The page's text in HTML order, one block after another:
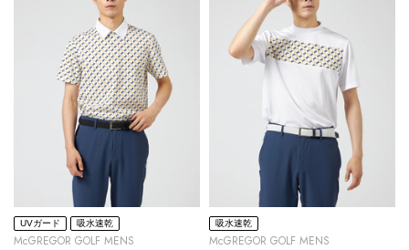
UVガード 吸水速乾
McGREGOR GOLF MENS
吸水速乾
McGREGOR GOLF MENS